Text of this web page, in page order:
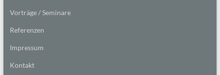
Vorträge / Seminare
Referenzen
Impressum
Kontakt